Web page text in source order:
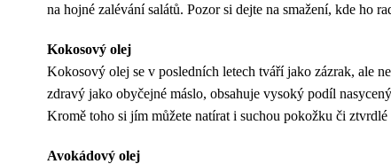
na hojné zalévání salátů. Pozor si dejte na smažení, kde ho
Kokosový olej
Kokosový olej se v posledních letech tváří jako zázrak, ale
zdravý jako obyčejné máslo, obsahuje vysoký podíl
Kromě toho si jím můžete natírat i suchou pokožku či ztvrdlé
Avokádový olej